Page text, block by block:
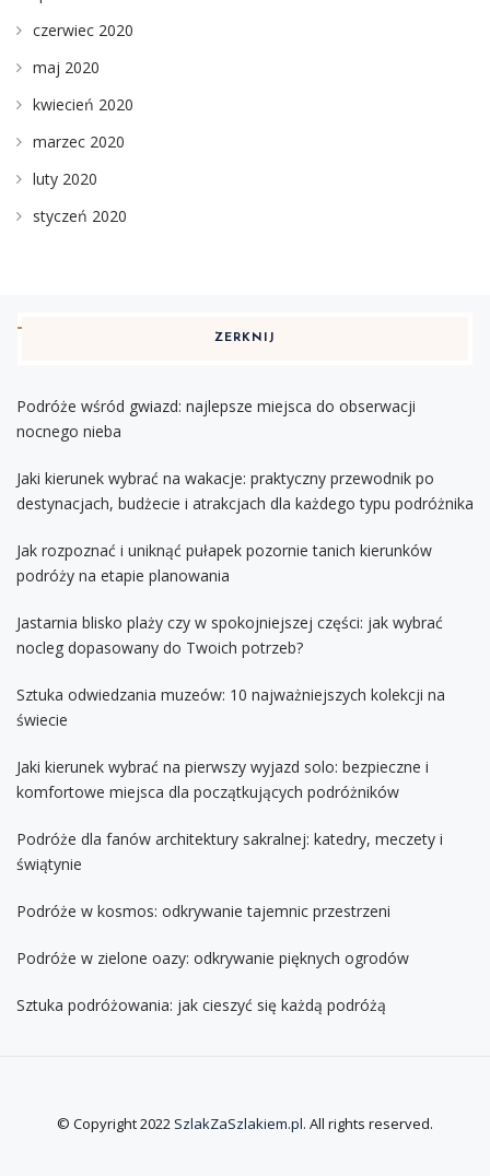
czerwiec 2020
maj 2020
kwiecień 2020
marzec 2020
luty 2020
styczeń 2020
ZERKNIJ
Podróże wśród gwiazd: najlepsze miejsca do obserwacji
nocnego nieba
Jaki kierunek wybrać na wakacje: praktyczny przewodnik po
destynacjach, budżecie i atrakcjach dla każdego typu podróżnika
Jak rozpoznać i uniknąć pułapek pozornie tanich kierunków
podróży na etapie planowania
Jastarnia blisko plaży czy w spokojniejszej części: jak wybrać
nocleg dopasowany do Twoich potrzeb?
Sztuka odwiedzania muzeów: 10 najważniejszych kolekcji na
świecie
Jaki kierunek wybrać na pierwszy wyjazd solo: bezpieczne i
komfortowe miejsca dla początkujących podróżników
Podróże dla fanów architektury sakralnej: katedry, meczety i
świątynie
Podróże w kosmos: odkrywanie tajemnic przestrzeni
Podróże w zielone oazy: odkrywanie pięknych ogrodów
Sztuka podróżowania: jak cieszyć się każdą podróżą
© Copyright 2022 SzlakZaSzlakiem.pl. All rights reserved.